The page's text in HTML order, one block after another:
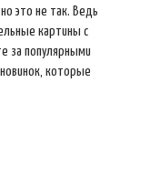
это не так. Ведь
картины с
за популярными
которые